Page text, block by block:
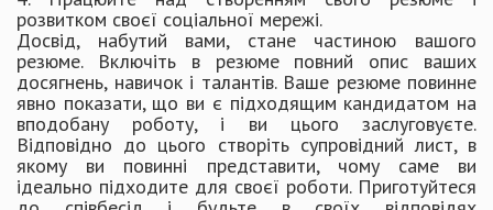
розвитком своєї соціальної мережі.
Досвід, набутий вами, стане частиною вашого
резюме. Включіть в резюме повний опис ваших
досягнень, навичок і талантів. Ваше резюме повинне
явно показати, що ви є підходящим кандидатом на
вподобану роботу, і ви цього заслуговуєте.
Відповідно до цього створіть супровідний лист, в
якому ви повинні представити, чому саме ви
ідеально підходите для своєї роботи. Приготуйтеся